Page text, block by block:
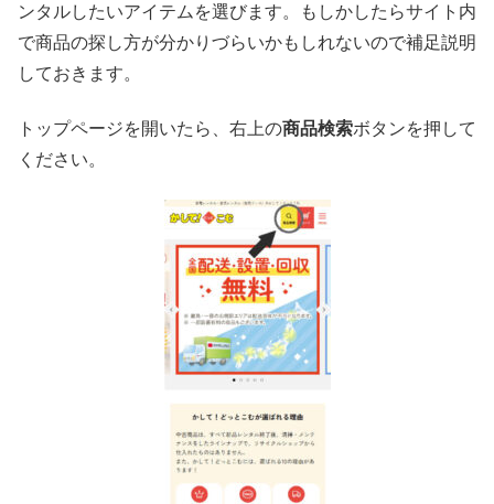
ンタルしたいアイテムを選びます。もしかしたらサイト内
で商品の探し方が分かりづらいかもしれないので補足説明
しておきます。
トップページを開いたら、右上の商品検索ボタンを押して
ください。